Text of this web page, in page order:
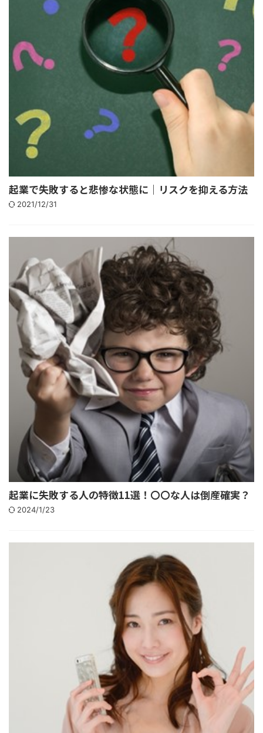
起業で失敗すると悲惨な状態に｜リスクを抑える方法
2021/12/31
起業に失敗する人の特徴11選！〇〇な人は倒産確実？
2024/1/23